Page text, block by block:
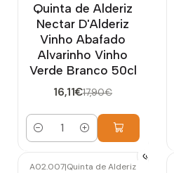
Quinta de Alderiz
Nectar D'Alderiz
Vinho Abafado
Alvarinho Vinho
Verde Branco 50cl
16,11€17,90€
Quantidade
A02.007|Quinta de Alderiz